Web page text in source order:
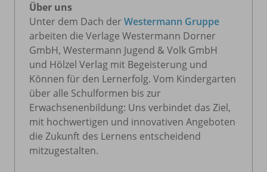
Über uns
Unter dem Dach der Westermann Gruppe
arbeiten die Verlage Westermann Dorner
GmbH, Westermann Jugend & Volk GmbH
und Hölzel Verlag mit Begeisterung und
Können für den Lernerfolg. Vom Kindergarten
über alle Schulformen bis zur
Erwachsenenbildung: Uns verbindet das Ziel,
mit hochwertigen und innovativen Angeboten
die Zukunft des Lernens entscheidend
mitzugestalten.